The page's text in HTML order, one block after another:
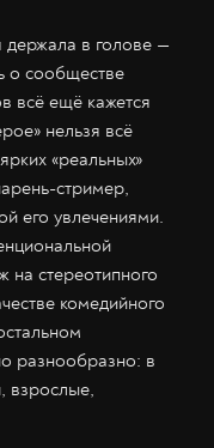
держала в голове —
о сообществе
всё ещё кажется
нельзя всё
«реальных»
стример,
его увлечениями.
на стереотипного
комедийного
разнообразно: в
взрослые,